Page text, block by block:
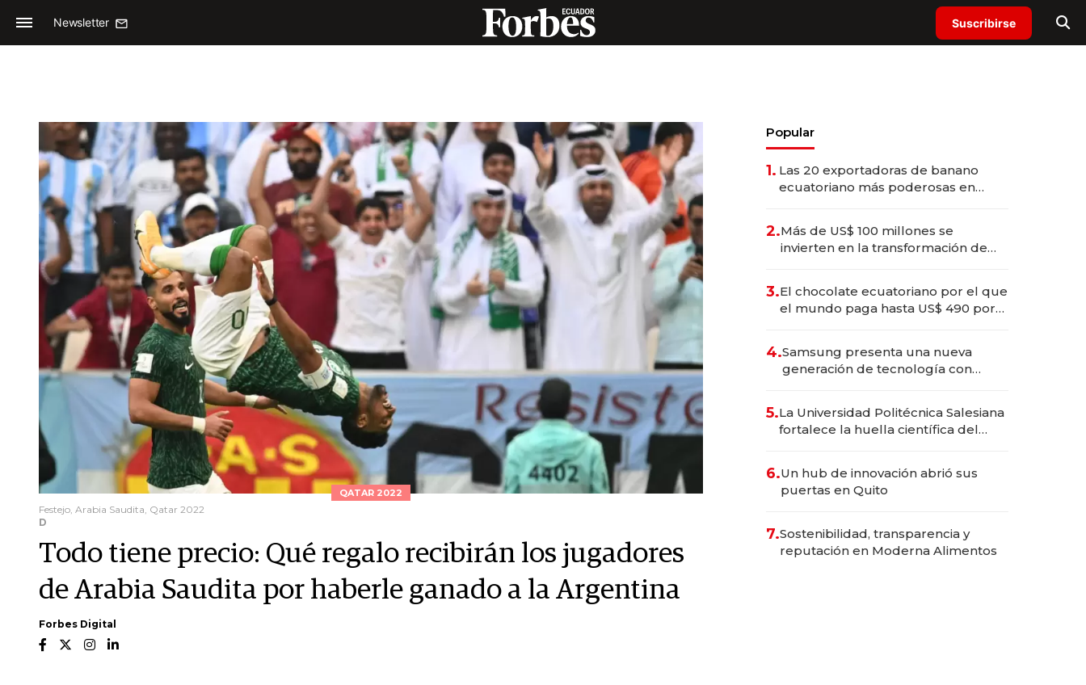
Newsletter Suscribirse
QATAR 2022
Festejo, Arabia Saudita, Qatar 2022
D
Todo tiene precio: Qué regalo recibirán los jugadores
de Arabia Saudita por haberle ganado a la Argentina
Forbes Digital
Popular
1. Las 20 exportadoras de banano
ecuatoriano más poderosas en
2.Más de US$ 100 millones se
invierten en la transformación de
3.El chocolate ecuatoriano por el que
el mundo paga hasta US$ 490 por
4.Samsung presenta una nueva
generación de tecnología con
5.La Universidad Politécnica Salesiana
fortalece la huella científica del
6.Un hub de innovación abrió sus
puertas en Quito
7.Sostenibilidad, transparencia y
reputación en Moderna Alimentos